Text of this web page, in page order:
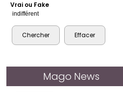
Vrai ou Fake
Mago News